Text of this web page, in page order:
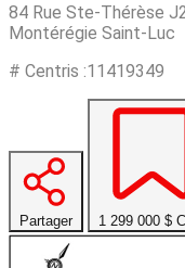
84 Rue Ste-Thérèse
Montérégie Saint-Luc
# Centris :11419349
Partager 1 299 000 $